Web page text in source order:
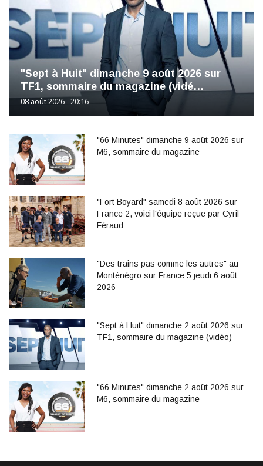
"Sept à Huit" dimanche 9 août 2026 sur
TF1, sommaire du magazine (vidé…
08 août 2026 - 20:16
"66 Minutes" dimanche 9 août 2026 sur
M6, sommaire du magazine
"Fort Boyard" samedi 8 août 2026 sur
France 2, voici l'équipe reçue par Cyril
Féraud
"Des trains pas comme les autres" au
Monténégro sur France 5 jeudi 6 août
2026
"Sept à Huit" dimanche 2 août 2026 sur
TF1, sommaire du magazine (vidéo)
"66 Minutes" dimanche 2 août 2026 sur
M6, sommaire du magazine